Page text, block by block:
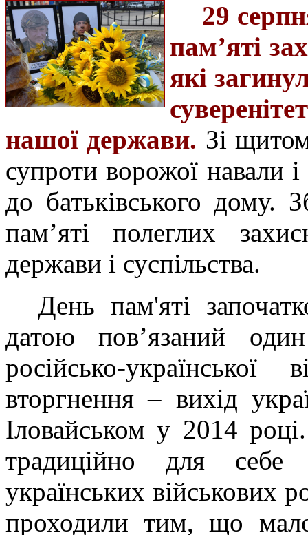
29
пам’яті
які
нашої держави. Зі
супроти ворожої навали
до батьківського дому.
пам’яті полеглих
держави і суспільства.
День пам'яті
датою пов’язаний
російсько-
вторгнення – вихід
Іловайськом у 2014
традиційно для себе
українських військових
проходили тим, що